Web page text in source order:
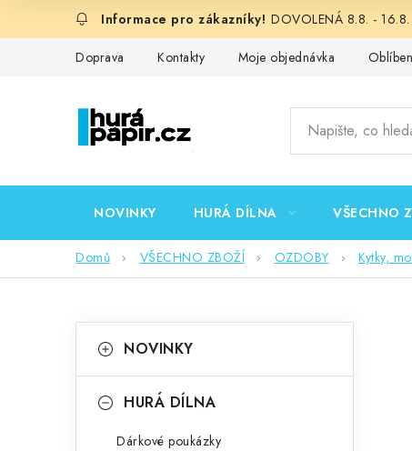
DOVOLENÁ 8.8. -
Doprava Kontakty Moje objednávka
NOVINKY HURÁ DÍLNA VŠECHNO
Domů VŠECHNO ZBOŽÍ OZDOBY Kytky,
okategorie
a
NOVINKY
HURÁ DÍLNA
Dárkové poukázky